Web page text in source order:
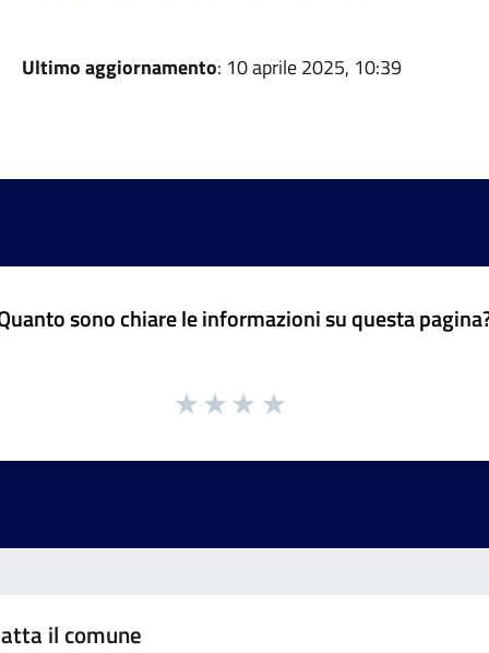
Ultimo aggiornamento: 10 aprile 2025, 10:39
sono chiare le informazioni su questa
il comune